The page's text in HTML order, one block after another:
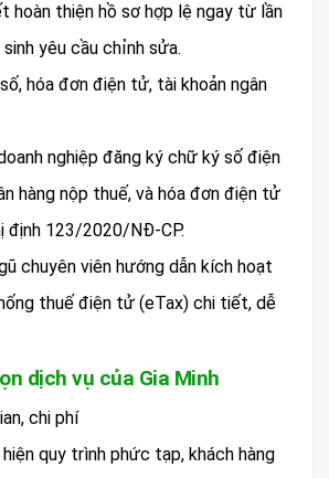
hoàn thiện hồ sơ hợp lệ ngay từ lần
yêu cầu chỉnh sửa.
hóa đơn điện tử, tài khoản ngân
nghiệp đăng ký chữ ký số điện
hàng nộp thuế, và hóa đơn điện tử
định 123/2020/NĐ-CP.
chuyên viên hướng dẫn kích hoạt
thuế điện tử (eTax) chi tiết, dễ
dịch vụ của Gia Minh
chi phí
quy trình phức tạp, khách hàng